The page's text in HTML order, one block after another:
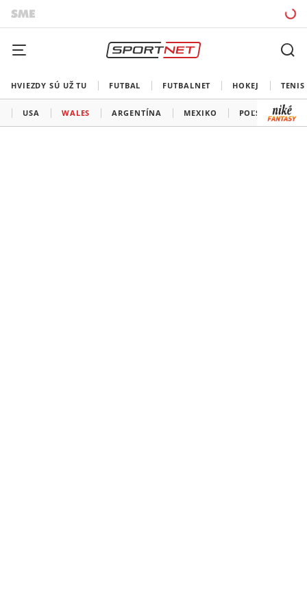
HVIEZDY SÚ UŽ TU FUTBAL FUTBALNET HOKEJ TENIS
USA WALES ARGENTÍNA MEXIKO POĽSKO